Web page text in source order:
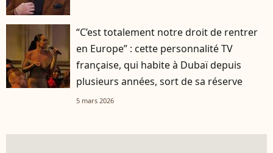
“C’est totalement notre droit de rentrer
en Europe” : cette personnalité TV
française, qui habite à Dubaï depuis
plusieurs années, sort de sa réserve
5 mars 2026